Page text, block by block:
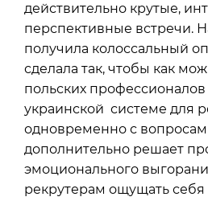
действительно крутые,
перспективные встречи.
получила колоссальный
сделала так, чтобы как
польских
украинской системе для
одновременно с
дополнительно решает
эмоционального
рекрутерам ощущать себя